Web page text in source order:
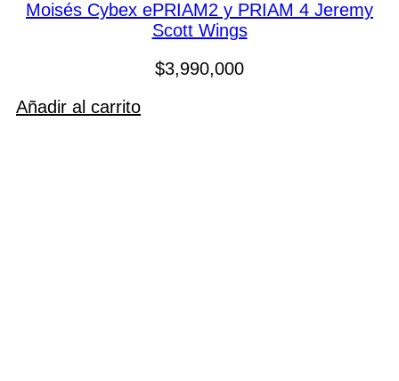
Moisés Cybex ePRIAM2 y PRIAM 4 Jeremy
Scott Wings
$3,990,000
Añadir al carrito